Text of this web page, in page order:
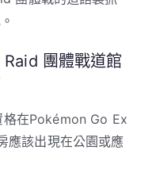
團體戰道館
格在Pokémon Go Ex
應該出現在公園或應